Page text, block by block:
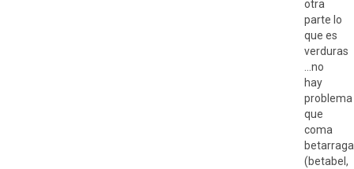
otra
parte lo
que es
verduras
…no
hay
problema
que
coma
betarraga
(betabel,